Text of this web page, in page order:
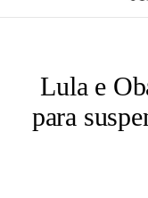
Lula e
para